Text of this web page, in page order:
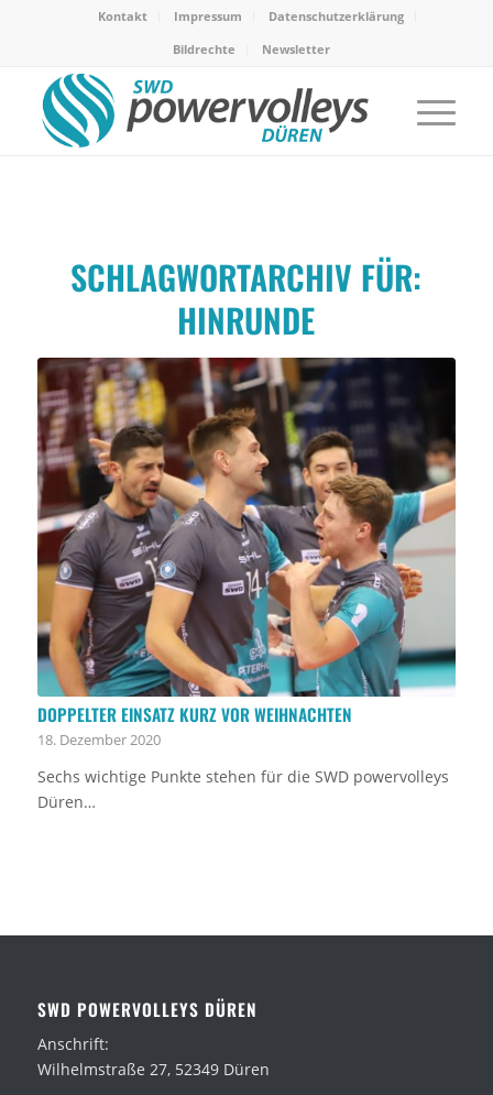
Kontakt Impressum
Datenschutzerklärung
Bildrechte
Newsletter
SCHLAGWORTARCHIV FÜR:
HINRUNDE
DOPPELTER EINSATZ KURZ VOR WEIHNACHTEN
18. Dezember 2020
Sechs wichtige Punkte stehen für die SWD powervolleys
Düren…
SWD POWERVOLLEYS DÜREN
Anschrift:
Wilhelmstraße 27, 52349 Düren